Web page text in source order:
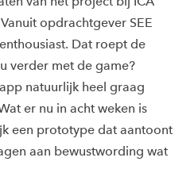
opdrachtgever SEE
Dat roept de
verder met de game?
natuurlijk heel graag
er nu in acht weken is
een prototype dat aantoont
aan bewustwording wat